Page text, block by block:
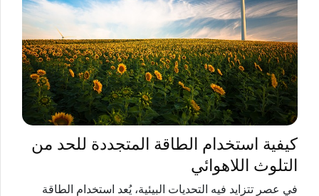
كيفية استخدام الطاقة المتجددة للحد من
التلوث اللاهوائي
في عصر تتزايد فيه التحديات البيئية، يُعد استخدام الطاقة